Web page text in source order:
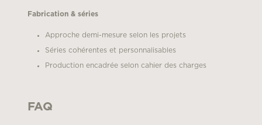
Fabrication & séries
Approche demi-mesure selon les projets
Séries cohérentes et personnalisables
Production encadrée selon cahier des charges
FAQ